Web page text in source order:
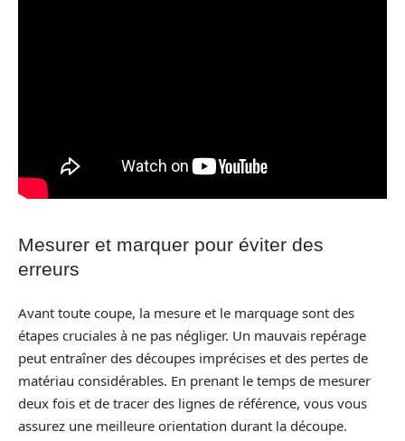
Mesurer et marquer pour éviter des
erreurs
Avant toute coupe, la mesure et le marquage sont des
étapes cruciales à ne pas négliger. Un mauvais repérage
peut entraîner des découpes imprécises et des pertes de
matériau considérables. En prenant le temps de mesurer
deux fois et de tracer des lignes de référence, vous vous
assurez une meilleure orientation durant la découpe.